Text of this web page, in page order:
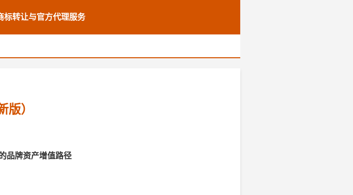
标转让与官方代理服务
版）
品牌资产增值路径